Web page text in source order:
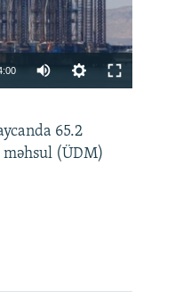
480p
360p
480p
65.2
(ÜDM)